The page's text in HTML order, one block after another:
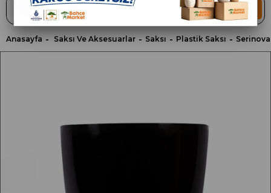
ARA
Anasayfa Saksı Ve Aksesuarlar Saksı Plastik Saksı